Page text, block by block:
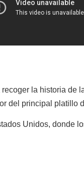
la historia de
del principal platillo
Unidos, donde